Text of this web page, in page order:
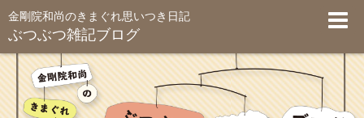
金剛院和尚のきまぐれ思いつき日記
ぶつぶつ雑記ブログ